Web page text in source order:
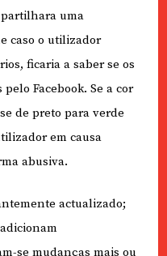
partilhara uma
caso o utilizador
ficaria a saber se os
Facebook. Se a cor
de preto para verde
em causa
abusiva.
actualizado;
se mudanças mais ou